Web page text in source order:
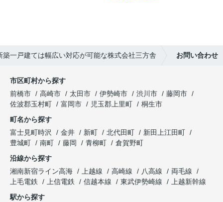
築一戸建ては幅広い対応が可能な株式会社三方舎 お問い合わせ
市区町村から探す
前橋市
高崎市 太田市 伊勢崎市 渋川市
藤岡市
佐波郡玉村町
富岡市 児玉郡上里町
桐生市
町名から探す
富士見町時沢
金井 新町 北代田町
新田上江田町
豊城町
南町 藤岡 青柳町
倉賀野町
沿線から探す
湘南新宿ライン高海
上越線 高崎線 八高線
両毛線
上毛電鉄
上信電鉄 信越本線 東武伊勢崎線
上越新幹線
駅から探す